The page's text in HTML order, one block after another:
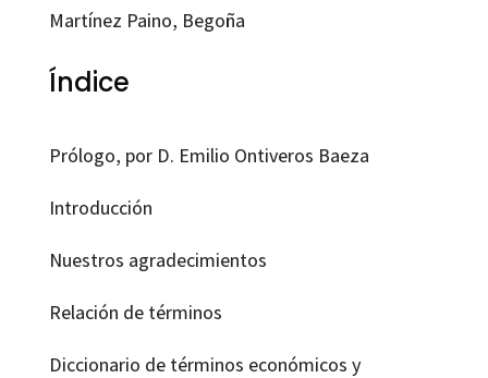
Martínez Paino, Begoña
Índice
Prólogo, por D. Emilio Ontiveros Baeza
Introducción
Nuestros agradecimientos
Relación de términos
Diccionario de términos económicos y